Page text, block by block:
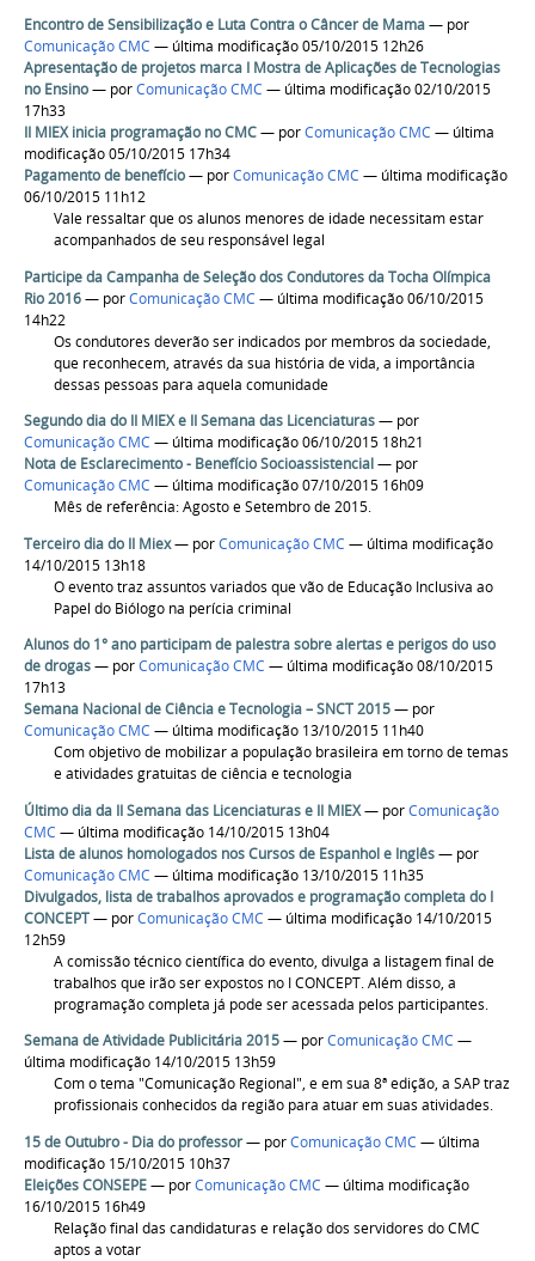
Encontro de Sensibilização e Luta Contra o Câncer de Mama— por
Comunicação CMC — última modificação 05/10/2015 12h26
Apresentação de projetos marca I Mostra de Aplicações de Tecnologias
no Ensino— porComunicação CMC — última modificação 02/10/2015
17h33
II MIEX inicia programação no CMC— porComunicação CMC — última
modificação 05/10/2015 17h34
Pagamento de benefício— porComunicação CMC — última modificação
06/10/2015 11h12
Vale ressaltar que os alunos menores de idade necessitam estar
acompanhados de seu responsável legal
Participe da Campanha de Seleção dos Condutores da Tocha Olímpica
Rio 2016— porComunicação CMC — última modificação 06/10/2015
14h22
Os condutores deverão ser indicados por membros da sociedade,
que reconhecem, através da sua história de vida, a importância
dessas pessoas para aquela comunidade
Segundo dia do II MIEX e II Semana das Licenciaturas— por
Comunicação CMC — última modificação 06/10/2015 18h21
Nota de Esclarecimento - Benefício Socioassistencial— por
Comunicação CMC — última modificação 07/10/2015 16h09
Mês de referência: Agosto e Setembro de 2015.
Terceiro dia do II Miex— porComunicação CMC — última modificação
14/10/2015 13h18
O evento traz assuntos variados que vão de Educação Inclusiva ao
Papel do Biólogo na perícia criminal
Alunos do 1° ano participam de palestra sobre alertas e perigos do uso
de drogas— porComunicação CMC — última modificação 08/10/2015
17h13
Semana Nacional de Ciência e Tecnologia – SNCT 2015— por
Comunicação CMC — última modificação 13/10/2015 11h40
Com objetivo de mobilizar a população brasileira em torno de temas
e atividades gratuitas de ciência e tecnologia
Último dia da II Semana das Licenciaturas e II MIEX— porComunicação
CMC — última modificação 14/10/2015 13h04
Lista de alunos homologados nos Cursos de Espanhol e Inglês— por
Comunicação CMC — última modificação 13/10/2015 11h35
Divulgados, lista de trabalhos aprovados e programação completa do I
CONCEPT— porComunicação CMC — última modificação 14/10/2015
12h59
A comissão técnico científica do evento, divulga a listagem final de
trabalhos que irão ser expostos no I CONCEPT. Além disso, a
programação completa já pode ser acessada pelos participantes.
Semana de Atividade Publicitária 2015— porComunicação CMC —
última modificação 14/10/2015 13h59
Com o tema "Comunicação Regional", e em sua 8ª edição, a SAP traz
profissionais conhecidos da região para atuar em suas atividades.
15 de Outubro - Dia do professor— porComunicação CMC — última
modificação 15/10/2015 10h37
Eleições CONSEPE— porComunicação CMC — última modificação
16/10/2015 16h49
Relação final das candidaturas e relação dos servidores do CMC
aptos a votar